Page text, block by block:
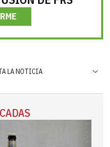
LA NOTICIA